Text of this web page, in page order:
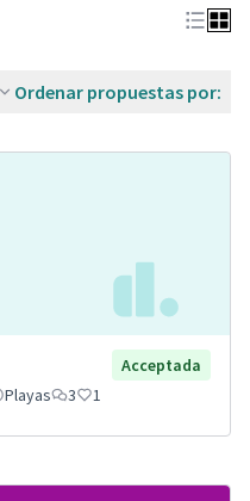
Ordenar propuestas por:
Acceptada
Playas 3 1